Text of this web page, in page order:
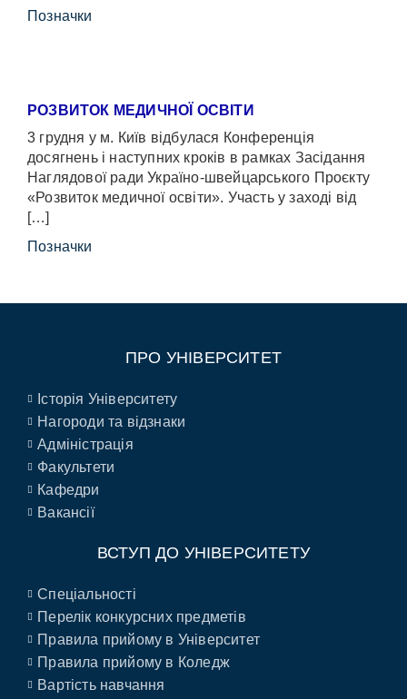
Позначки
РОЗВИТОК МЕДИЧНОЇ ОСВІТИ
3 грудня у м. Київ відбулася Конференція
досягнень і наступних кроків в рамках Засідання
Наглядової ради Україно-швейцарського Проєкту
«Розвиток медичної освіти». Участь у заході від
[…]
Позначки
ПРО УНІВЕРСИТЕТ
Історія Університету
Нагороди та відзнаки
Адміністрація
Факультети
Кафедри
Вакансії
ВСТУП ДО УНІВЕРСИТЕТУ
Спеціальності
Перелік конкурсних предметів
Правила прийому в Університет
Правила прийому в Коледж
Вартість навчання